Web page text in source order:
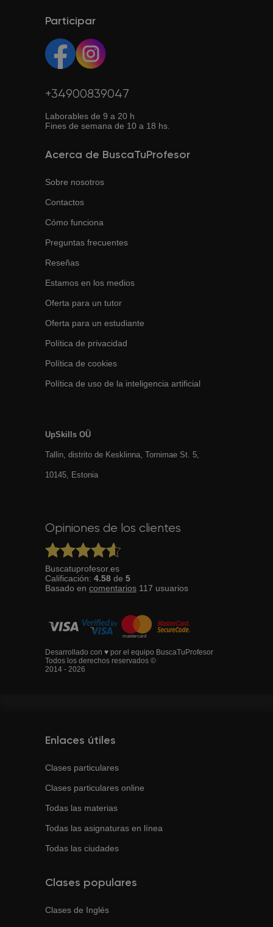
Participar
+34900839047
Laborables de 9 a 20 h
Fines de semana de 10 a 18 hs.
Acerca de BuscaTuProfesor
Sobre nosotros
Contactos
Cómo funciona
Preguntas frecuentes
Reseñas
Estamos en los medios
Oferta para un tutor
Oferta para un estudiante
Política de privacidad
Política de cookies
Política de uso de la inteligencia artificial
UpSkills OÜ
Tallin, distrito de Kesklinna, Tornimаe St. 5,
10145, Estonia
Opiniones de los clientes
Buscatuprofesor.es
Calificación: 4.58 de 5
Basado en comentarios 117 usuarios
Desarrollado con ♥ por el equipo BuscaTuProfesor
Todos los derechos reservados ©
2014 - 2026
Enlaces útiles
Clases particulares
Clases particulares online
Todas las materias
Todas las asignaturas en línea
Todas las ciudades
Clases populares
Clases de Inglés